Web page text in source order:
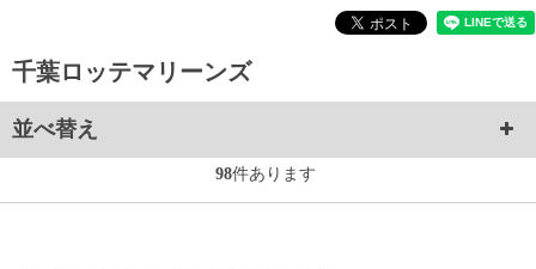
千葉ロッテマリーンズ
並べ替え
98件あります